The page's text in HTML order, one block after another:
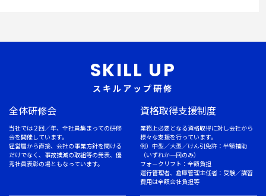
SKILL UP
スキルアップ研修
全体研修会
当社では２回／年、全社員集まっての研修
会を開催しています。
経営層から直接、会社の事業方針を聞ける
だけでなく、事故撲滅の取組等の発表、優
秀社員表彰の場ともなっています。
資格取得支援制度
業務上必要となる資格取得に対し会社から
様々な支援を行っています。
例）中型／大型／けん引免許：半額補助
（いずれか一回のみ）
フォークリフト：全額負担
運行管理者、倉庫管理主任者：受験／講習
費用は全額会社負担等